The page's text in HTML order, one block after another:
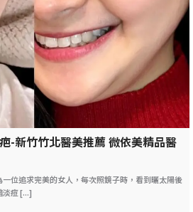
-新竹竹北醫美推薦 微依美精品醫
位追求完美的女人，每次照鏡子時，看到曬太陽後
淡痘 [...]